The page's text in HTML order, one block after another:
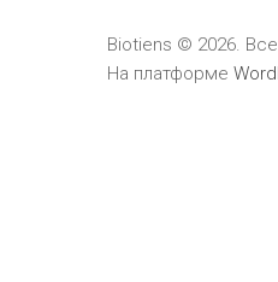
Biotiens © 2026.
На платформе